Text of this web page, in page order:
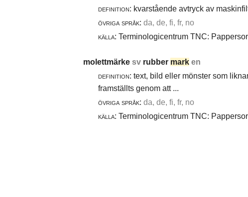
definition: kvarstående avtryck av
övriga språk: da, de, fi, fr, no
källa: Terminologicentrum TNC:
molettmärke sv rubber mark en
definition: text, bild eller mönster som
framställts genom att ...
övriga språk: da, de, fi, fr, no
källa: Terminologicentrum TNC: